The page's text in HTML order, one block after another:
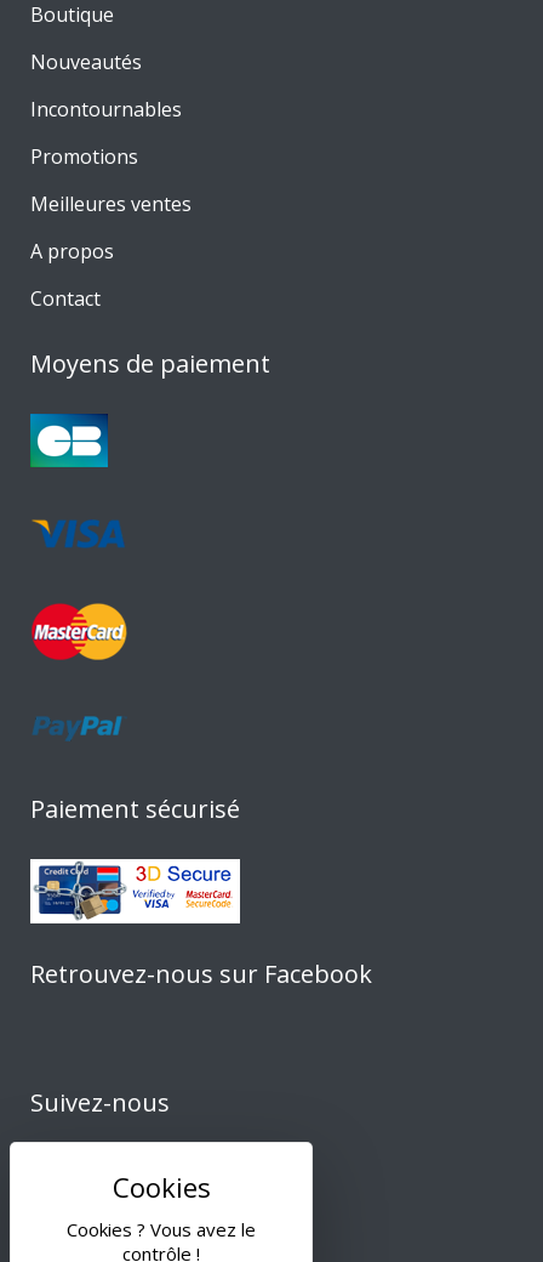
Cookies ? Vous avez le
contrôle !
Boutique
Nouveautés
Incontournables
Promotions
Meilleures ventes
A propos
Contact
Moyens de paiement
Paiement sécurisé
Retrouvez-nous sur Facebook
Suivez-nous